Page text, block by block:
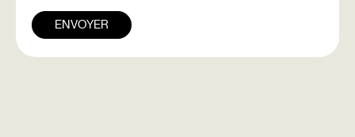
ENVOYER